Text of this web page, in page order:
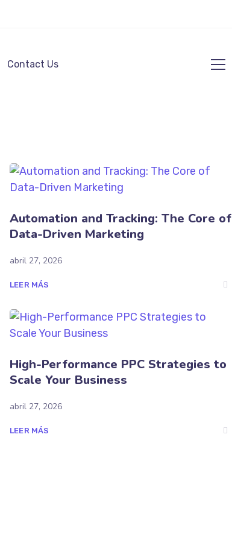
Contact Us
Automation and Tracking: The Core of
Data-Driven Marketing
abril 27, 2026
LEER MÁS
High-Performance PPC Strategies to
Scale Your Business
abril 27, 2026
LEER MÁS